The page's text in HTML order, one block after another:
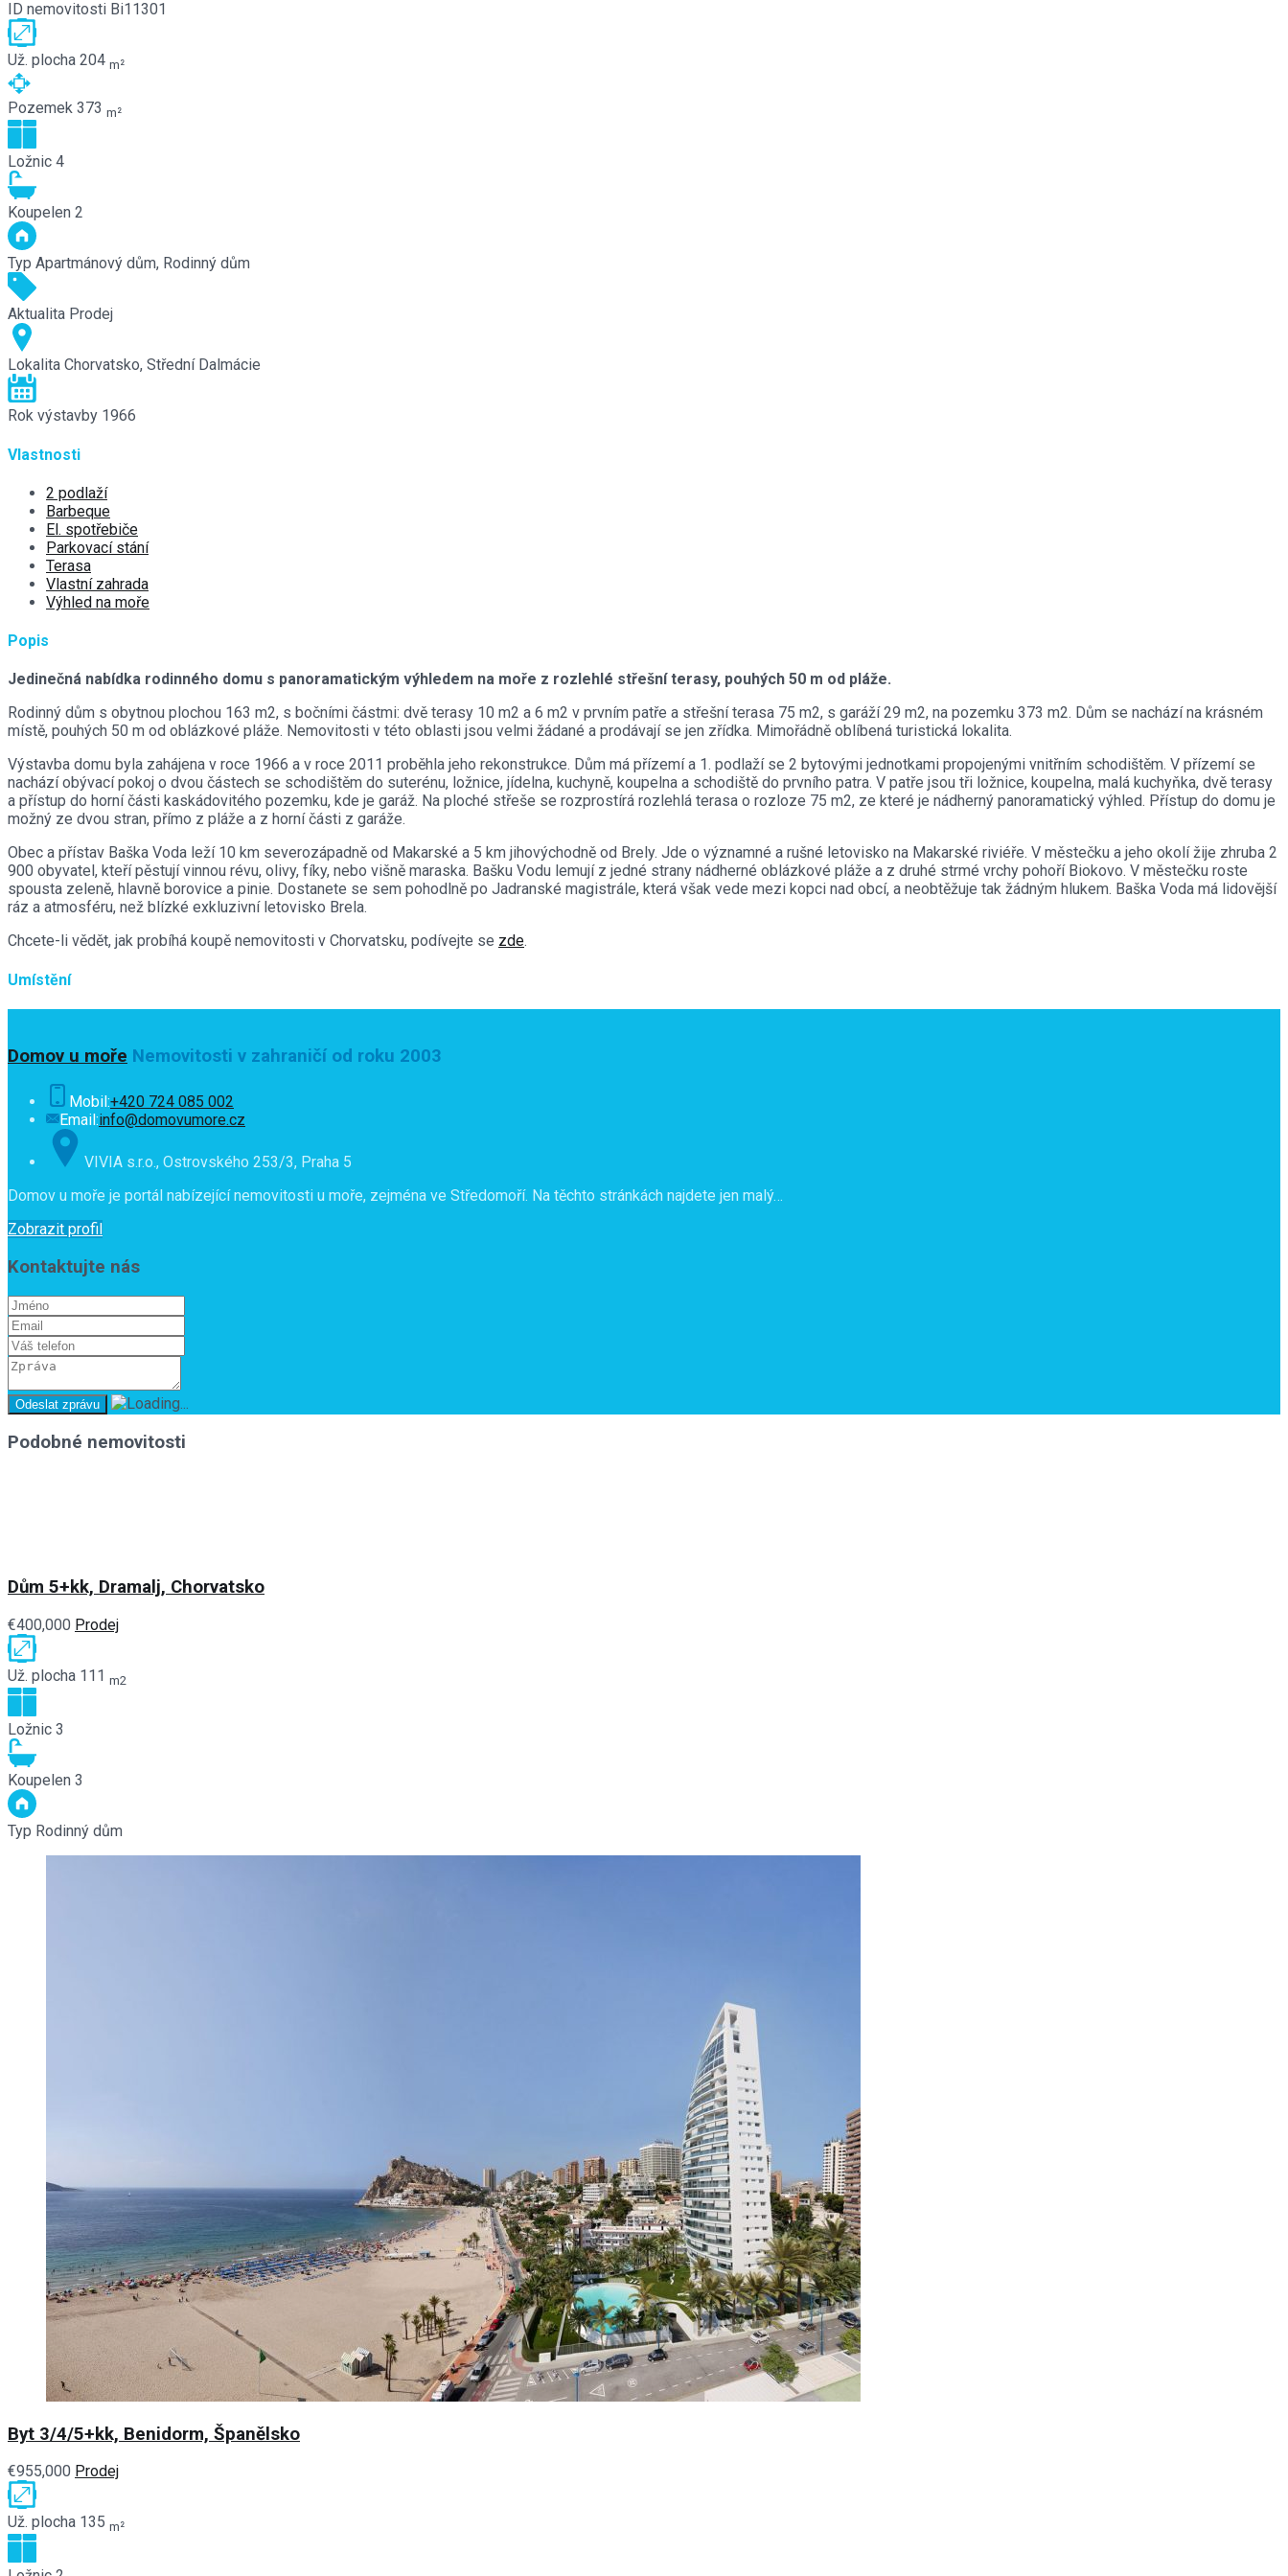
ID nemovitosti Bi11301
Už. plocha 204 m²
Pozemek 373 m²
Ložnic 4
Koupelen 2
Typ Apartmánový dům, Rodinný dům
Aktualita Prodej
Lokalita Chorvatsko, Střední Dalmácie
Rok výstavby 1966
Vlastnosti
2 podlaží
Barbeque
El. spotřebiče
Parkovací stání
Terasa
Vlastní zahrada
Výhled na moře
Popis
Jedinečná nabídka rodinného domu s panoramatickým výhledem na moře z rozlehlé střešní terasy, pouhých 50 m od pláže.
Rodinný dům s obytnou plochou 163 m2, s bočními částmi: dvě terasy 10 m2 a 6 m2 v prvním patře a střešní terasa 75 m2, s garáží 29 m2, na pozemku 373 m2. Dům se nachází na krásném
místě, pouhých 50 m od oblázkové pláže. Nemovitosti v této oblasti jsou velmi žádané a prodávají se jen zřídka. Mimořádně oblíbená turistická lokalita.
Výstavba domu byla zahájena v roce 1966 a v roce 2011 proběhla jeho rekonstrukce. Dům má přízemí a 1. podlaží se 2 bytovými jednotkami propojenými vnitřním schodištěm. V přízemí se
nachází obývací pokoj o dvou částech se schodištěm do suterénu, ložnice, jídelna, kuchyně, koupelna a schodiště do prvního patra. V patře jsou tři ložnice, koupelna, malá kuchyňka, dvě terasy
a přístup do horní části kaskádovitého pozemku, kde je garáž. Na ploché střeše se rozprostírá rozlehlá terasa o rozloze 75 m2, ze které je nádherný panoramatický výhled. Přístup do domu je
možný ze dvou stran, přímo z pláže a z horní části z garáže.
Obec a přístav Baška Voda leží 10 km severozápadně od Makarské a 5 km jihovýchodně od Brely. Jde o významné a rušné letovisko na Makarské riviéře. V městečku a jeho okolí žije zhruba 2
900 obyvatel, kteří pěstují vinnou révu, olivy, fíky, nebo višně maraska. Bašku Vodu lemují z jedné strany nádherné oblázkové pláže a z druhé strmé vrchy pohoří Biokovo. V městečku roste
spousta zeleně, hlavně borovice a pinie. Dostanete se sem pohodlně po Jadranské magistrále, která však vede mezi kopci nad obcí, a neobtěžuje tak žádným hlukem. Baška Voda má lidovější
ráz a atmosféru, než blízké exkluzivní letovisko Brela.
Chcete-li vědět, jak probíhá koupě nemovitosti v Chorvatsku, podívejte se zde.
Umístění
Domov u moře Nemovitosti v zahraničí od roku 2003
Mobil:+420 724 085 002
Email:info@domovumore.cz
VIVIA s.r.o., Ostrovského 253/3, Praha 5
Domov u moře je portál nabízející nemovitosti u moře, zejména ve Středomoří. Na těchto stránkách najdete jen malý…
Zobrazit profil
Kontaktujte nás
Podobné nemovitosti
Dům 5+kk, Dramalj, Chorvatsko
€400,000 Prodej
Už. plocha 111 m2
Ložnic 3
Koupelen 3
Typ Rodinný dům
Byt 3/4/5+kk, Benidorm, Španělsko
€955,000 Prodej
Už. plocha 135 m²